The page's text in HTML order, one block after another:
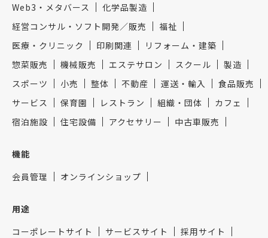
Web3・メタバース
化学品製造
経営コンサル・ソフト開発／販売
福祉
医療・クリニック
印刷関連
リフォーム・建築
惣菜販売
機械販売 エステサロン スクール
製造
スポーツ
小売 整体 不動産 運送・輸入
食品販売
サービス
保育園 レストラン 組織・団体
カフェ
宿泊施設
住宅設備 アクセサリー 中古車販売
機能
会員管理
オンラインショップ
用途
コーポレートサイト
サービスサイト
採用サイト